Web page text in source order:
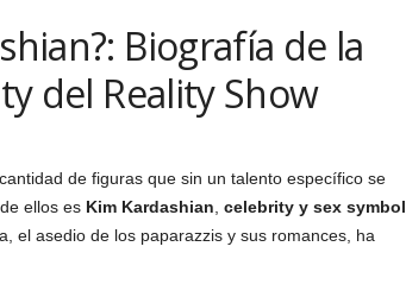
Biografía de la
del Reality Show
de figuras que sin un talento específico se
ellos es Kim Kardashian celebrity y sex symbol
el asedio de los paparazzis y sus romances, ha